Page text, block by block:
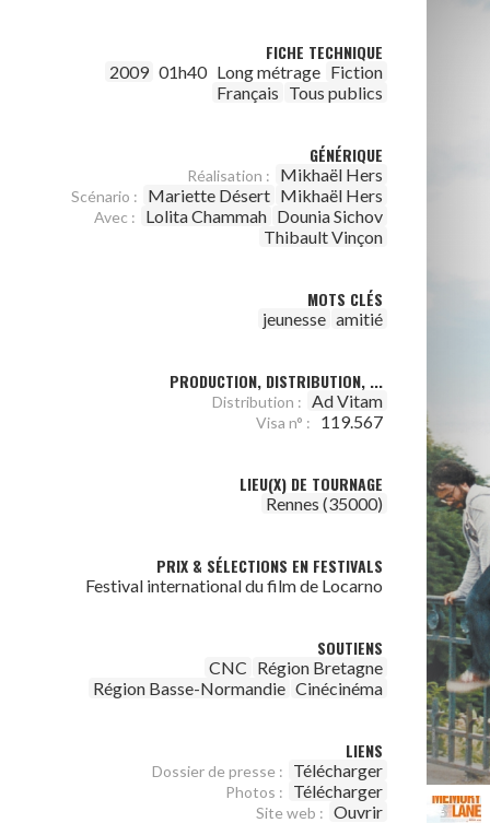
FICHE TECHNIQUE
2009 01h40 Long métrage Fiction
Français Tous publics
GÉNÉRIQUE
Réalisation : Mikhaël Hers
Scénario : Mariette Désert Mikhaël Hers
Avec : Lolita Chammah Dounia Sichov
Thibault Vinçon
MOTS CLÉS
jeunesse amitié
PRODUCTION, DISTRIBUTION, ...
Distribution : Ad Vitam
Visa n° : 119.567
LIEU(X) DE TOURNAGE
Rennes (35000)
PRIX & SÉLECTIONS EN FESTIVALS
Festival international du film de Locarno
SOUTIENS
CNC Région Bretagne
Région Basse-Normandie Cinécinéma
LIENS
Dossier de presse : Télécharger
Photos : Télécharger
Site web : Ouvrir